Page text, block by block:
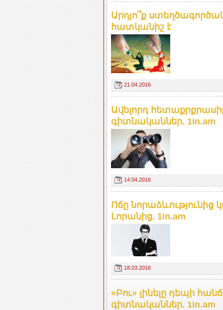
Արդյո՞ք
հատկանիշ է
21.04.2016
Ավելորդ
գիտնականներ. 1in.am
14.04.2016
Ոճը նորաձևությունից
Լորանից. 1in.am
18.03.2016
«Բու» լինելը դեպի
գիտնականներ. 1in.am